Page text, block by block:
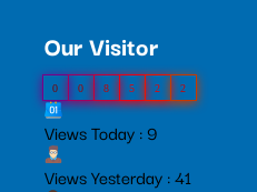
Our Visitor
0 0 8 5 2 2
Views Today : 9
Views Yesterday : 41